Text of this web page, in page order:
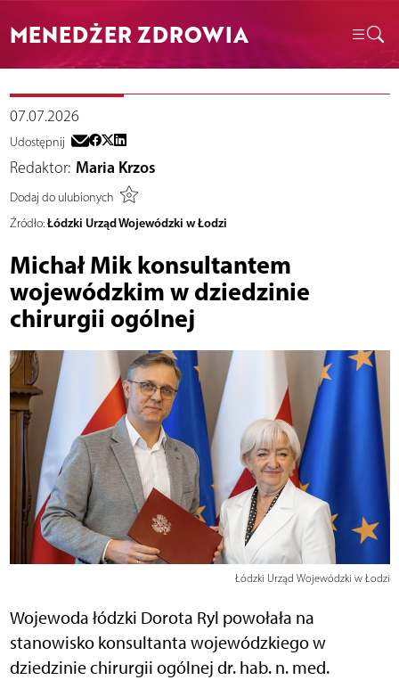
MENEDŻER ZDROWIA
07.07.2026
Udostępnij
Redaktor: Maria Krzos
Dodaj do ulubionych
Źródło: Łódzki Urząd Wojewódzki w Łodzi
Michał Mik konsultantem
wojewódzkim w dziedzinie
chirurgii ogólnej
Łódzki Urząd Wojewódzki w Łodzi
Wojewoda łódzki Dorota Ryl powołała na
stanowisko konsultanta wojewódzkiego w
dziedzinie chirurgii ogólnej dr. hab. n. med.